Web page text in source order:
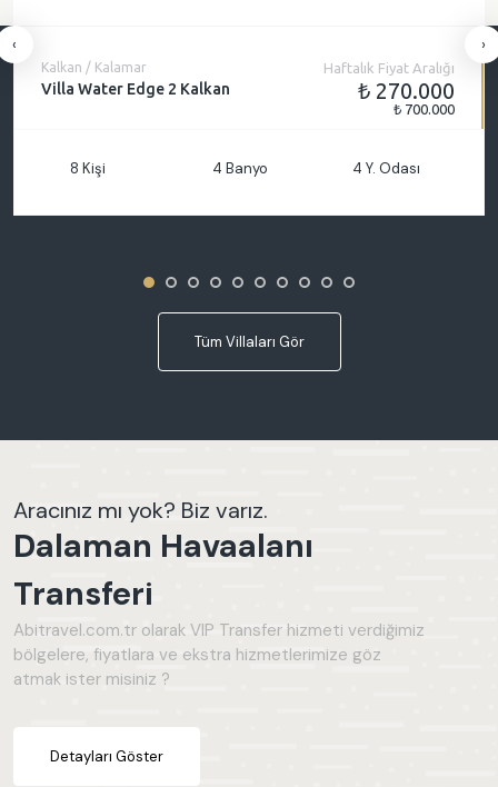
Kalkan / Kalamar
Villa Water Edge 2 Kalkan
Haftalık Fiyat Aralığı
₺ 270.000
₺ 700.000
8 Kişi 4 Banyo 4 Y. Odası
‹ ›
Tüm Villaları Gör
Aracınız mı yok? Biz varız.
Dalaman Havaalanı
Transferi
Abitravel.com.tr olarak VIP Transfer hizmeti verdiğimiz
bölgelere, fiyatlara ve ekstra hizmetlerimize göz
atmak ister misiniz ?
Detayları Göster